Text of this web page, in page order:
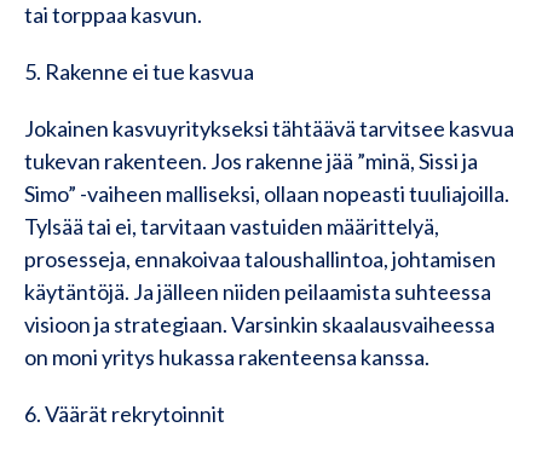
tai torppaa kasvun.
5. Rakenne ei tue kasvua
Jokainen kasvuyritykseksi tähtäävä tarvitsee kasvua
tukevan rakenteen. Jos rakenne jää ”minä, Sissi ja
Simo” -vaiheen malliseksi, ollaan nopeasti tuuliajoilla.
Tylsää tai ei, tarvitaan vastuiden määrittelyä,
prosesseja, ennakoivaa taloushallintoa, johtamisen
käytäntöjä. Ja jälleen niiden peilaamista suhteessa
visioon ja strategiaan. Varsinkin skaalausvaiheessa
on moni yritys hukassa rakenteensa kanssa.
6. Väärät rekrytoinnit